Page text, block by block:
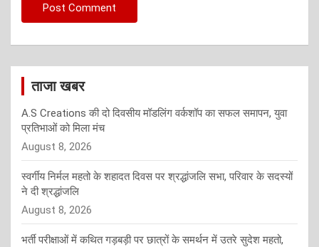
ताजा खबर
A.S Creations की दो दिवसीय मॉडलिंग वर्कशॉप का सफल समापन, युवा
प्रतिभाओं को मिला मंच
August 8, 2026
स्वर्गीय निर्मल महतो के शहादत दिवस पर श्रद्धांजलि सभा, परिवार के सदस्यों
ने दी श्रद्धांजलि
August 8, 2026
भर्ती परीक्षाओं में कथित गड़बड़ी पर छात्रों के समर्थन में उतरे सुदेश महतो,